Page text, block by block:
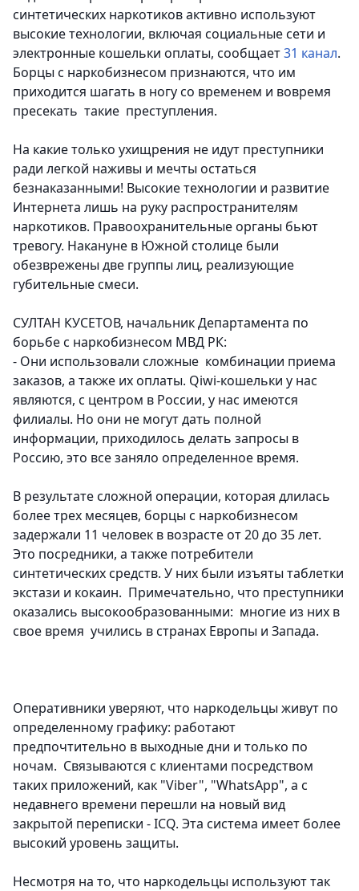
синтетических наркотиков активно используют
высокие технологии, включая социальные сети и
электронные кошельки оплаты, сообщает31 канал.
Борцы с наркобизнесом признаются, что им
приходится шагать в ногу со временем и вовремя
пресекать такие преступления.
На какие только ухищрения не идут преступники
ради легкой наживы и мечты остаться
безнаказанными! Высокие технологии и развитие
Интернета лишь на руку распространителям
наркотиков. Правоохранительные органы бьют
тревогу. Накануне в Южной столице были
обезврежены две группы лиц, реализующие
губительные смеси.
СУЛТАН КУСЕТОВ, начальник Департамента по
борьбе с наркобизнесом МВД РК:
- Они использовали сложные комбинации приема
заказов, а также их оплаты. Qiwi-кошельки у нас
являются, с центром в России, у нас имеются
филиалы. Но они не могут дать полной
информации, приходилось делать запросы в
Россию, это все заняло определенное время.
В результате сложной операции, которая длилась
более трех месяцев, борцы с наркобизнесом
задержали 11 человек в возрасте от 20 до 35 лет.
Это посредники, а также потребители
синтетических средств. У них были изъяты таблетки
экстази и кокаин. Примечательно, что преступники
оказались высокообразованными: многие из них в
свое время учились в странах Европы и Запада.
Оперативники уверяют, что наркодельцы живут по
определенному графику: работают
предпочтительно в выходные дни и только по
ночам. Связываются с клиентами посредством
таких приложений, как "Viber", "WhatsApp", а с
недавнего времени перешли на новый вид
закрытой переписки - ICQ. Эта система имеет более
высокий уровень защиты.
Несмотря на то, что наркодельцы используют так